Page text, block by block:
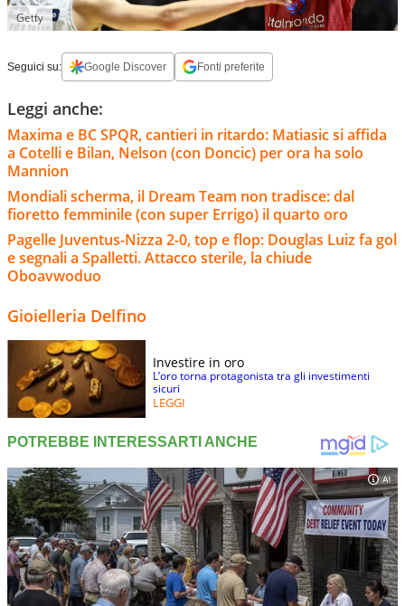
Getty
Seguici su: Google Discover Fonti preferite
Leggi anche:
Maxima e BC SPQR, cantieri in ritardo: Matiasic si affida
a Cotelli e Bilan, Nelson (con Doncic) per ora ha solo
Mannion
Mondiali scherma, il Dream Team non tradisce: dal
fioretto femminile (con super Errigo) il quarto oro
Pagelle Juventus-Nizza 2-0, top e flop: Douglas Luiz fa gol
e segnali a Spalletti. Attacco sterile, la chiude
Oboavwoduo
Gioielleria Delfino
Investire in oro
L’oro torna protagonista tra gli investimenti
sicuri
LEGGI